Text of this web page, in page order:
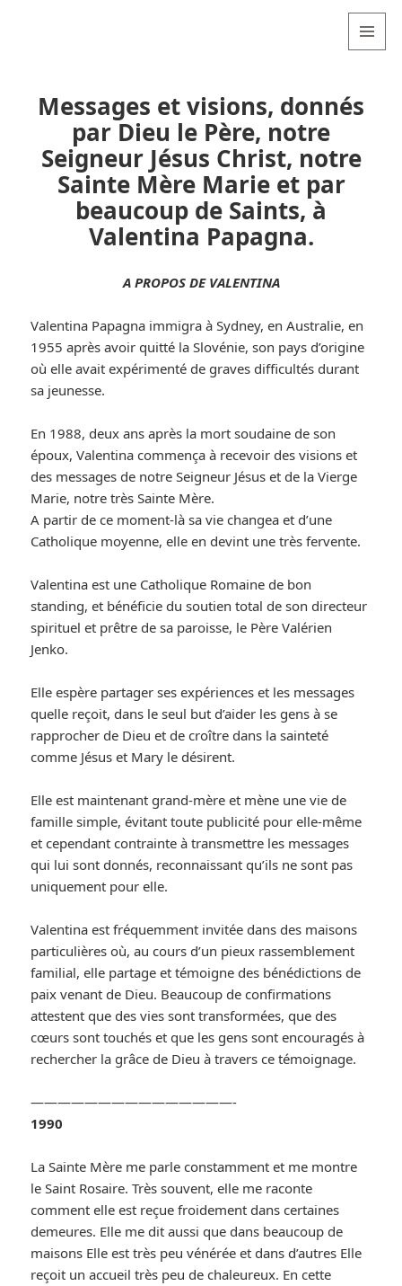
Messages et visions, donnés
par Dieu le Père, notre
Seigneur Jésus Christ, notre
Sainte Mère Marie et par
beaucoup de Saints, à
Valentina Papagna.
A PROPOS DE VALENTINA
Valentina Papagna immigra à Sydney, en Australie, en
1955 après avoir quitté la Slovénie, son pays d’origine
où elle avait expérimenté de graves difficultés durant
sa jeunesse.
En 1988, deux ans après la mort soudaine de son
époux, Valentina commença à recevoir des visions et
des messages de notre Seigneur Jésus et de la Vierge
Marie, notre très Sainte Mère.
A partir de ce moment-là sa vie changea et d’une
Catholique moyenne, elle en devint une très fervente.
Valentina est une Catholique Romaine de bon
standing, et bénéficie du soutien total de son directeur
spirituel et prêtre de sa paroisse, le Père Valérien
Jenko.
Elle espère partager ses expériences et les messages
quelle reçoit, dans le seul but d’aider les gens à se
rapprocher de Dieu et de croître dans la sainteté
comme Jésus et Mary le désirent.
Elle est maintenant grand-mère et mène une vie de
famille simple, évitant toute publicité pour elle-même
et cependant contrainte à transmettre les messages
qui lui sont donnés, reconnaissant qu’ils ne sont pas
uniquement pour elle.
Valentina est fréquemment invitée dans des maisons
particulières où, au cours d’un pieux rassemblement
familial, elle partage et témoigne des bénédictions de
paix venant de Dieu. Beaucoup de confirmations
attestent que des vies sont transformées, que des
cœurs sont touchés et que les gens sont encouragés à
rechercher la grâce de Dieu à travers ce témoignage.
———————————————-
1990
La Sainte Mère me parle constamment et me montre
le Saint Rosaire. Très souvent, elle me raconte
comment elle est reçue froidement dans certaines
demeures. Elle me dit aussi que dans beaucoup de
maisons Elle est très peu vénérée et dans d’autres Elle
reçoit un accueil très peu de chaleureux. En cette